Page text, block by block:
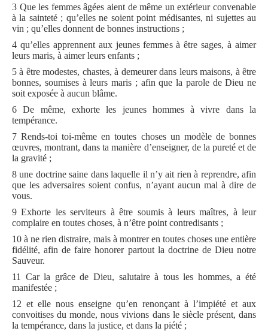
3 Que les femmes âgées aient de même un extérieur convenable
à la sainteté ; qu’elles ne soient point médisantes, ni sujettes au
vin ; qu’elles donnent de bonnes instructions ;
4 qu’elles apprennent aux jeunes femmes à être sages, à aimer
leurs maris, à aimer leurs enfants ;
5 à être modestes, chastes, à demeurer dans leurs maisons, à être
bonnes, soumises à leurs maris ; afin que la parole de Dieu ne
soit exposée à aucun blâme.
6 De même, exhorte les jeunes hommes à vivre dans la
tempérance.
7 Rends-toi toi-même en toutes choses un modèle de bonnes
œuvres, montrant, dans ta manière d’enseigner, de la pureté et de
la gravité ;
8 une doctrine saine dans laquelle il n’y ait rien à reprendre, afin
que les adversaires soient confus, n’ayant aucun mal à dire de
vous.
9 Exhorte les serviteurs à être soumis à leurs maîtres, à leur
complaire en toutes choses, à n’être point contredisants ;
10 à ne rien distraire, mais à montrer en toutes choses une entière
fidélité, afin de faire honorer partout la doctrine de Dieu notre
Sauveur.
11 Car la grâce de Dieu, salutaire à tous les hommes, a été
manifestée ;
12 et elle nous enseigne qu’en renonçant à l’impiété et aux
convoitises du monde, nous vivions dans le siècle présent, dans
la tempérance, dans la justice, et dans la piété ;